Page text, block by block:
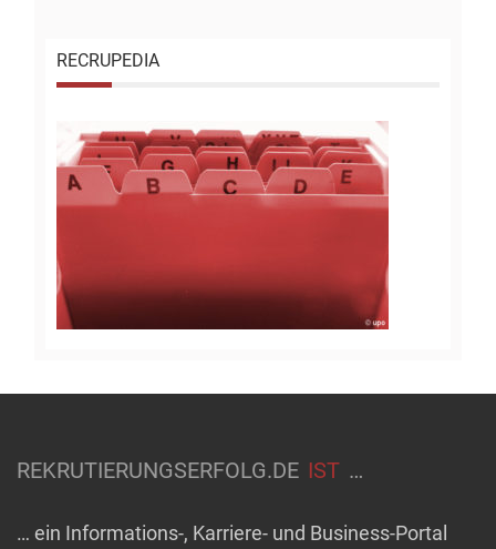
RECRUPEDIA
REKRUTIERUNGSERFOLG.DE IST …
… ein Informations-, Karriere- und Business-Portal